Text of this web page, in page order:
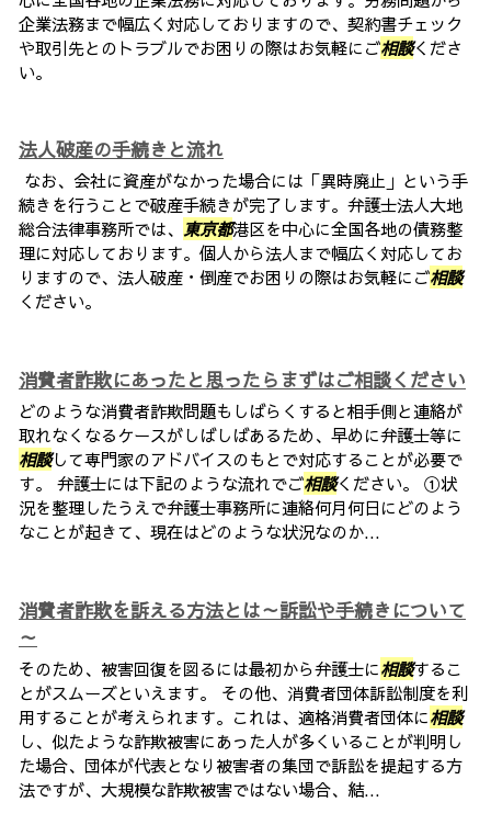
企業法務まで幅広く対応しておりますので、契約書チェック
や取引先とのトラブルでお困りの際はお気軽にご相談くださ
い。
法人破産の手続きと流れ
なお、会社に資産がなかった場合には「異時廃止」という手
続きを行うことで破産手続きが完了します。弁護士法人大地
総合法律事務所では、 東京都港区を中心に全国各地の債務整
理に対応しております。個人から法人まで幅広く対応してお
りますので、法人破産・倒産でお困りの際はお気軽にご相談
ください。
消費者詐欺にあったと思ったらまずはご相談ください
どのような消費者詐欺問題もしばらくすると相手側と連絡が
取れなくなるケースがしばしばあるため、早めに弁護士等に
相談して専門家のアドバイスのもとで対応することが必要で
す。 弁護士には下記のような流れでご相談ください。 ①状
況を整理したうえで弁護士事務所に連絡何月何日にどのよう
なことが起きて、現在はどのような状況なのか...
消費者詐欺を訴える方法とは～訴訟や手続きについて
～
そのため、被害回復を図るには最初から弁護士に相談するこ
とがスムーズといえます。 その他、消費者団体訴訟制度を利
用することが考えられます。これは、適格消費者団体に相談
し、似たような詐欺被害にあった人が多くいることが判明し
た場合、団体が代表となり被害者の集団で訴訟を提起する方
法ですが、大規模な詐欺被害ではない場合、結...